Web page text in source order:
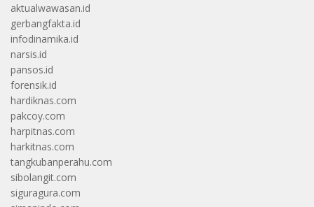
aktualwawasan.id
gerbangfakta.id
infodinamika.id
narsis.id
pansos.id
forensik.id
hardiknas.com
pakcoy.com
harpitnas.com
harkitnas.com
tangkubanperahu.com
sibolangit.com
siguragura.com